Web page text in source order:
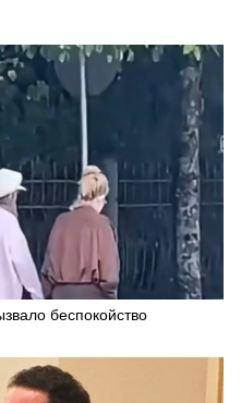
беспокойство